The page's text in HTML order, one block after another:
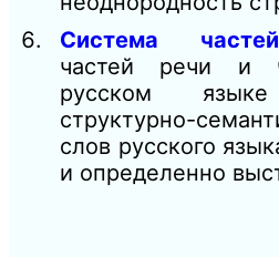
Система
частей речи и
русском
структурно-
слов русского
и определенно